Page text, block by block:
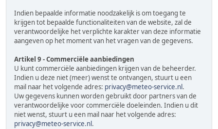
Indien bepaalde informatie noodzakelijk is om toegang te
krijgen tot bepaalde functionaliteiten van de website, zal de
verantwoordelijke het verplichte karakter van deze informatie
aangeven op het moment van het vragen van de gegevens.
Artikel 9 - Commerciële aanbiedingen
U kunt commerciële aanbiedingen krijgen van de beheerder.
Indien u deze niet (meer) wenst te ontvangen, stuurt u een
mail naar het volgende adres: privacy@meteo-service.nl .
Uw gegevens kunnen worden gebruikt door partners van de
verantwoordelijke voor commerciële doeleinden. Indien u dit
niet wenst, stuurt u een mail naar het volgende adres:
privacy@meteo-service.nl .